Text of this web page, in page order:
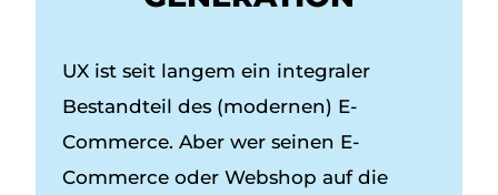
UX ist seit langem ein integraler
Bestandteil des (modernen) E-
Commerce. Aber wer seinen E-
Commerce oder Webshop auf die